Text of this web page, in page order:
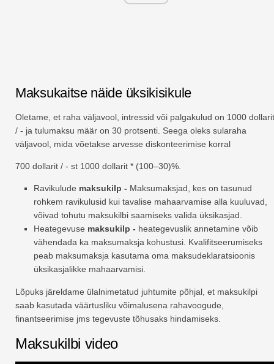
Maksukaitse näide üksikisikule
Oletame, et raha väljavool, intressid või palgakulud on 1000 dollarit
/ - ja tulumaksu määr on 30 protsenti. Seega oleks sularaha
väljavool, mida võetakse arvesse diskonteerimise korral
700 dollarit / - st 1000 dollarit * (100–30)%.
Ravikulude maksukilp - Maksumaksjad, kes on tasunud
rohkem ravikulusid kui tavalise mahaarvamise alla kuuluvad,
võivad tohutu maksukilbi saamiseks valida üksikasjad.
Heategevuse maksukilp - heategevuslik annetamine võib
vähendada ka maksumaksja kohustusi. Kvalifitseerumiseks
peab maksumaksja kasutama oma maksudeklaratsioonis
üksikasjalikke mahaarvamisi.
Lõpuks järeldame ülalnimetatud juhtumite põhjal, et maksukilpi
saab kasutada väärtusliku võimalusena rahavoogude,
finantseerimise jms tegevuste tõhusaks hindamiseks.
Maksukilbi video